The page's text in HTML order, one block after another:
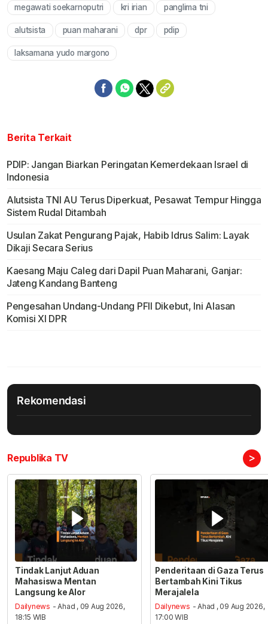
megawati soekarnoputri kri irian panglima tni
alutsista puan maharani dpr pdip
laksamana yudo margono
Berita Terkait
PDIP: Jangan Biarkan Peringatan Kemerdekaan Israel di
Indonesia
Alutsista TNI AU Terus Diperkuat, Pesawat Tempur Hingga
Sistem Rudal Ditambah
Usulan Zakat Pengurang Pajak, Habib Idrus Salim: Layak
Dikaji Secara Serius
Kaesang Maju Caleg dari Dapil Puan Maharani, Ganjar:
Jateng Kandang Banteng
Pengesahan Undang-Undang PFII Dikebut, Ini Alasan
Komisi XI DPR
Rekomendasi
Republika TV >
Tindak Lanjut Aduan
Mahasiswa Mentan
Langsung ke Alor
Dailynews - Ahad , 09 Aug 2026,
18:15 WIB
Penderitaan di Gaza Terus
Bertambah Kini Tikus
Merajalela
Dailynews - Ahad , 09 Aug 2026,
17:00 WIB